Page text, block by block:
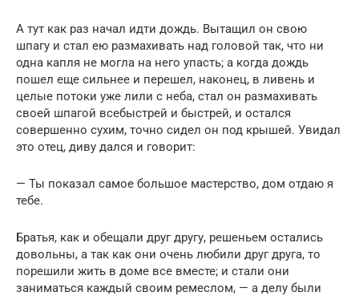
А тут как раз начал идти дождь. Вытащил он свою
шпагу и стал ею размахивать над головой так, что ни
одна капля не могла на него упасть; а когда дождь
пошел еще сильнее и перешел, наконец, в ливень и
целые потоки уже лили с неба, стал он размахивать
своей шпагой всебыстрей и быстрей, и остался
совершенно сухим, точно сидел он под крышей. Увидал
это отец, диву дался и говорит:
— Ты показал самое большое мастерство, дом отдаю я
тебе.
Братья, как и обещали друг другу, решеньем остались
довольны, а так как они очень любили друг друга, то
порешили жить в доме все вместе; и стали они
заниматься каждый своим ремеслом, — а делу были